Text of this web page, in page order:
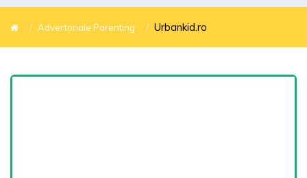
Advertoriale Parenting Urbankid.ro